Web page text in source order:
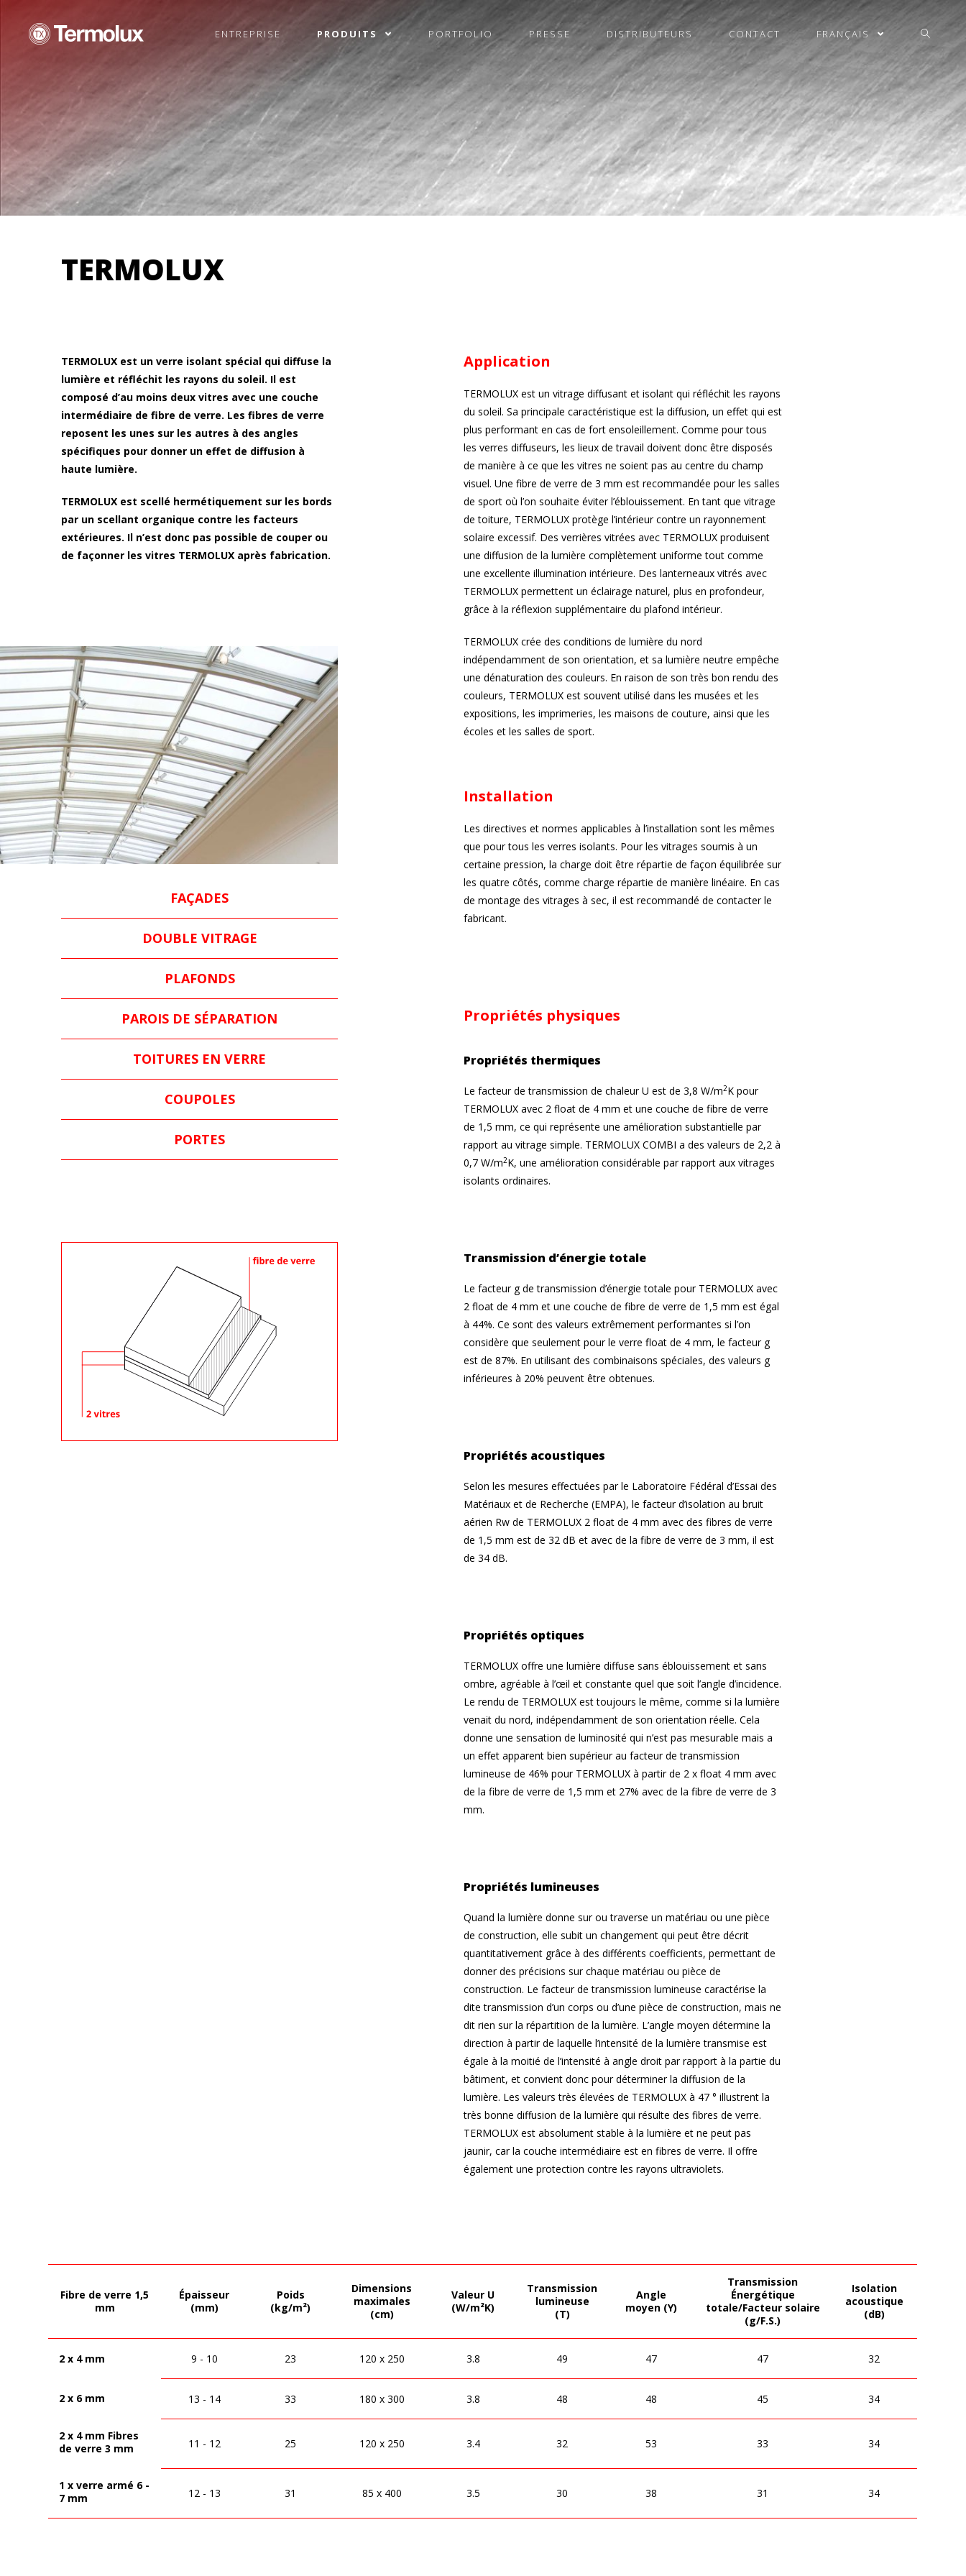
ENTREPRISE PRODUITS PORTFOLIO PRESSE DISTRIBUTEURS CONTACT FRANÇAIS
TERMOLUX
TERMOLUX est un verre isolant spécial qui diffuse la
lumière et réfléchit les rayons du soleil. Il est
composé d’au moins deux vitres avec une couche
intermédiaire de fibre de verre. Les fibres de verre
reposent les unes sur les autres à des angles
spécifiques pour donner un effet de diffusion à
haute lumière.
TERMOLUX est scellé hermétiquement sur les bords
par un scellant organique contre les facteurs
extérieures. Il n’est donc pas possible de couper ou
de façonner les vitres TERMOLUX après fabrication.
FAÇADES
DOUBLE VITRAGE
PLAFONDS
PAROIS DE SÉPARATION
TOITURES EN VERRE
COUPOLES
PORTES
Application
TERMOLUX est un vitrage diffusant et isolant qui réfléchit les rayons
du soleil. Sa principale caractéristique est la diffusion, un effet qui est
plus performant en cas de fort ensoleillement. Comme pour tous
les verres diffuseurs, les lieux de travail doivent donc être disposés
de manière à ce que les vitres ne soient pas au centre du champ
visuel. Une fibre de verre de 3 mm est recommandée pour les salles
de sport où l’on souhaite éviter l’éblouissement. En tant que vitrage
de toiture, TERMOLUX protège l’intérieur contre un rayonnement
solaire excessif. Des verrières vitrées avec TERMOLUX produisent
une diffusion de la lumière complètement uniforme tout comme
une excellente illumination intérieure. Des lanterneaux vitrés avec
TERMOLUX permettent un éclairage naturel, plus en profondeur,
grâce à la réflexion supplémentaire du plafond intérieur.
TERMOLUX crée des conditions de lumière du nord
indépendamment de son orientation, et sa lumière neutre empêche
une dénaturation des couleurs. En raison de son très bon rendu des
couleurs, TERMOLUX est souvent utilisé dans les musées et les
expositions, les imprimeries, les maisons de couture, ainsi que les
écoles et les salles de sport.
Installation
Les directives et normes applicables à l’installation sont les mêmes
que pour tous les verres isolants. Pour les vitrages soumis à un
certaine pression, la charge doit être répartie de façon équilibrée sur
les quatre côtés, comme charge répartie de manière linéaire. En cas
de montage des vitrages à sec, il est recommandé de contacter le
fabricant.
Propriétés physiques
Propriétés thermiques
Le facteur de transmission de chaleur U est de 3,8 W/m2K pour
TERMOLUX avec 2 float de 4 mm et une couche de fibre de verre
de 1,5 mm, ce qui représente une amélioration substantielle par
rapport au vitrage simple. TERMOLUX COMBI a des valeurs de 2,2 à
0,7 W/m2K, une amélioration considérable par rapport aux vitrages
isolants ordinaires.
Transmission d’énergie totale
Le facteur g de transmission d’énergie totale pour TERMOLUX avec
2 float de 4 mm et une couche de fibre de verre de 1,5 mm est égal
à 44%. Ce sont des valeurs extrêmement performantes si l’on
considère que seulement pour le verre float de 4 mm, le facteur g
est de 87%. En utilisant des combinaisons spéciales, des valeurs g
inférieures à 20% peuvent être obtenues.
Propriétés acoustiques
Selon les mesures effectuées par le Laboratoire Fédéral d’Essai des
Matériaux et de Recherche (EMPA), le facteur d’isolation au bruit
aérien Rw de TERMOLUX 2 float de 4 mm avec des fibres de verre
de 1,5 mm est de 32 dB et avec de la fibre de verre de 3 mm, il est
de 34 dB.
Propriétés optiques
TERMOLUX offre une lumière diffuse sans éblouissement et sans
ombre, agréable à l’œil et constante quel que soit l’angle d’incidence.
Le rendu de TERMOLUX est toujours le même, comme si la lumière
venait du nord, indépendamment de son orientation réelle. Cela
donne une sensation de luminosité qui n’est pas mesurable mais a
un effet apparent bien supérieur au facteur de transmission
lumineuse de 46% pour TERMOLUX à partir de 2 x float 4 mm avec
de la fibre de verre de 1,5 mm et 27% avec de la fibre de verre de 3
mm.
Propriétés lumineuses
Quand la lumière donne sur ou traverse un matériau ou une pièce
de construction, elle subit un changement qui peut être décrit
quantitativement grâce à des différents coefficients, permettant de
donner des précisions sur chaque matériau ou pièce de
construction. Le facteur de transmission lumineuse caractérise la
dite transmission d’un corps ou d’une pièce de construction, mais ne
dit rien sur la répartition de la lumière. L’angle moyen détermine la
direction à partir de laquelle l’intensité de la lumière transmise est
égale à la moitié de l’intensité à angle droit par rapport à la partie du
bâtiment, et convient donc pour déterminer la diffusion de la
lumière. Les valeurs très élevées de TERMOLUX à 47 ° illustrent la
très bonne diffusion de la lumière qui résulte des fibres de verre.
TERMOLUX est absolument stable à la lumière et ne peut pas
jaunir, car la couche intermédiaire est en fibres de verre. Il offre
également une protection contre les rayons ultraviolets.
Fibre de verre 1,5
mm
Épaisseur
(mm)
Poids
(kg/m²)
Dimensions
maximales
(cm)
Valeur U
(W/m²K)
Transmission
lumineuse
(T)
Angle
moyen (Y)
Transmission
Énergétique
totale/Facteur solaire
(g/F.S.)
Isolation
acoustique
(dB)
2 x 4 mm 9 - 10 23 120 x 250 3.8 49 47 47 32
2 x 6 mm 13 - 14 33 180 x 300 3.8 48 48 45 34
2 x 4 mm Fibres
de verre 3 mm
11 - 12 25 120 x 250 3.4 32 53 33 34
1 x verre armé 6 -
7 mm
12 - 13 31 85 x 400 3.5 30 38 31 34